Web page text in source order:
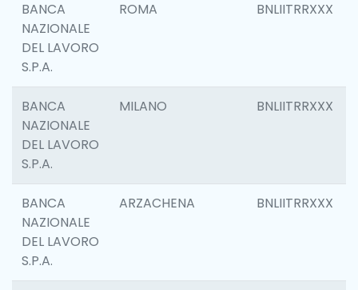
BANCA
NAZIONALE
DEL LAVORO
S.P.A.
ROMA BNLIITRRXXX
BANCA
NAZIONALE
DEL LAVORO
S.P.A.
MILANO BNLIITRRXXX
BANCA
NAZIONALE
DEL LAVORO
S.P.A.
ARZACHENA BNLIITRRXXX